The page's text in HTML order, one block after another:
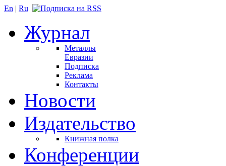
En | Ru
Журнал
Металлы
Евразии
Подписка
Реклама
Контакты
Новости
Издательство
Книжная полка
Конференции